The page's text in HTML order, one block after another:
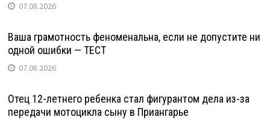
07.08.2026
Ваша грамотность феноменальна, если не допустите ни
одной ошибки — ТЕСТ
07.08.2026
Отец 12-летнего ребенка стал фигурантом дела из-за
передачи мотоцикла сыну в Приангарье